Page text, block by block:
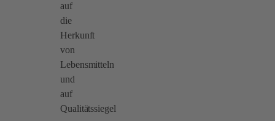
auf
die
Herkunft
von
Lebensmitteln
und
auf
Qualitätssiegel